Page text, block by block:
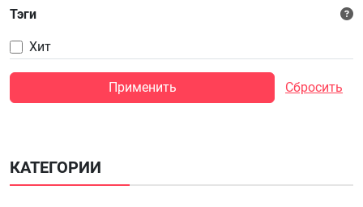
Тэги
Хит
Применить Сбросить
КАТЕГОРИИ